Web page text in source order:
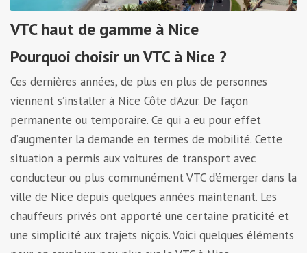
VTC haut de gamme à Nice
Pourquoi choisir un VTC à Nice ?
Ces dernières années, de plus en plus de personnes
viennent s’installer à Nice Côte d’Azur. De façon
permanente ou temporaire. Ce qui a eu pour effet
d’augmenter la demande en termes de mobilité. Cette
situation a permis aux voitures de transport avec
conducteur ou plus communément VTC d’émerger dans la
ville de Nice depuis quelques années maintenant. Les
chauffeurs privés ont apporté une certaine praticité et
une simplicité aux trajets niçois. Voici quelques éléments